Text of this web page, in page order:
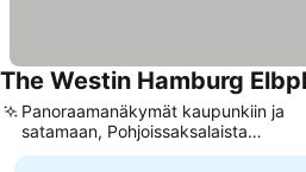
The Westin Hamburg
Panoraamanäkymät kaupunkiin ja
satamaan, Pohjoissaksalaista
bistronomiaa